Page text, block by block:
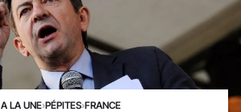
A LA UNE›PÉPITES›FRANCE